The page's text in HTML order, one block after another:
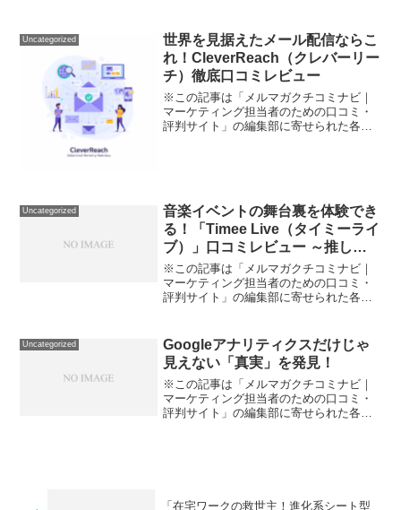
ール配信だけじゃなくて、ランディング
ページやウェビナーも一...
Uncategorized
世界を見据えたメール配信ならこ
れ！CleverReach（クレバーリー
チ）徹底口コミレビュー
※この記事は「メルマガクチコミナビ｜
マーケティング担当者のための口コミ・
評判サイト」の編集部に寄せられた各商
Uncategorized
音楽イベントの舞台裏を体験でき
る！「Timee Live（タイミーライ
ブ）」口コミレビュー ～推し活
しながら賢くスキマバイト～
※この記事は「メルマガクチコミナビ｜
マーケティング担当者のための口コミ・
評判サイト」の編集部に寄せられた各商
か？今や副業・スキマバイト全盛時代。
ですが、「どうせ単調なバイ...
Uncategorized
Googleアナリティクスだけじゃ
見えない「真実」を発見！
※この記事は「メルマガクチコミナビ｜
マーケティング担当者のための口コミ・
評判サイト」の編集部に寄せられた各商
「在宅ワークの救世主！進化系シート型